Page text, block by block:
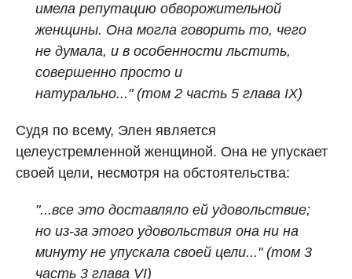
имела репутацию обворожительной
женщины. Она могла говорить то, чего
не думала, и в особенности льстить,
совершенно просто и
натурально..." (том 2 часть 5 глава IX)
Судя по всему, Элен является
целеустремленной женщиной. Она не упускает
своей цели, несмотря на обстоятельства:
"...все это доставляло ей удовольствие;
но из‑за этого удовольствия она ни на
минуту не упускала своей цели..." (том 3
часть 3 глава VI)